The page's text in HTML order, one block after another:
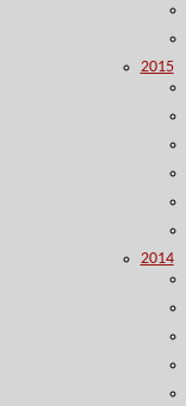
2015
2014